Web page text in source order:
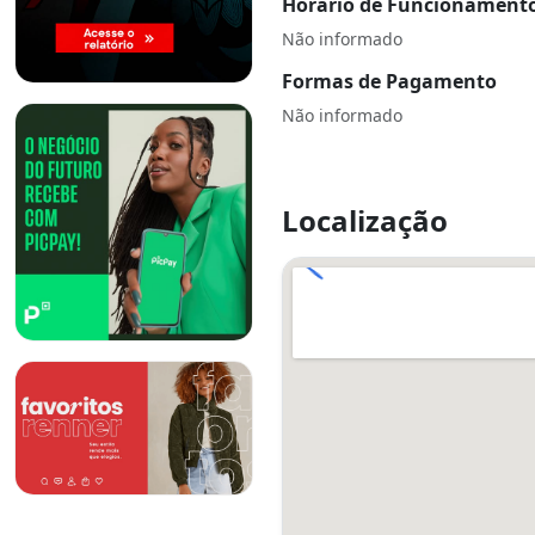
Não informado
Formas de Pagamento
Não informado
Localização